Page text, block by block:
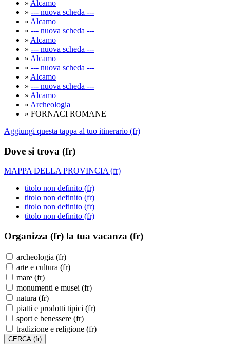
» Alcamo
» --- nuova scheda ---
» Alcamo
» --- nuova scheda ---
» Alcamo
» --- nuova scheda ---
» Alcamo
» --- nuova scheda ---
» Alcamo
» --- nuova scheda ---
» Alcamo
» Archeologia
» FORNACI ROMANE
Aggiungi questa tappa al tuo itinerario (fr)
Dove si trova (fr)
MAPPA DELLA PROVINCIA (fr)
titolo non definito (fr)
titolo non definito (fr)
titolo non definito (fr)
titolo non definito (fr)
Organizza (fr) la tua vacanza (fr)
archeologia (fr)
arte e cultura (fr)
mare (fr)
monumenti e musei (fr)
natura (fr)
piatti e prodotti tipici (fr)
sport e benessere (fr)
tradizione e religione (fr)